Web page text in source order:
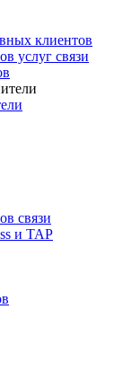
клиентов
услуг связи
связи
и TAP